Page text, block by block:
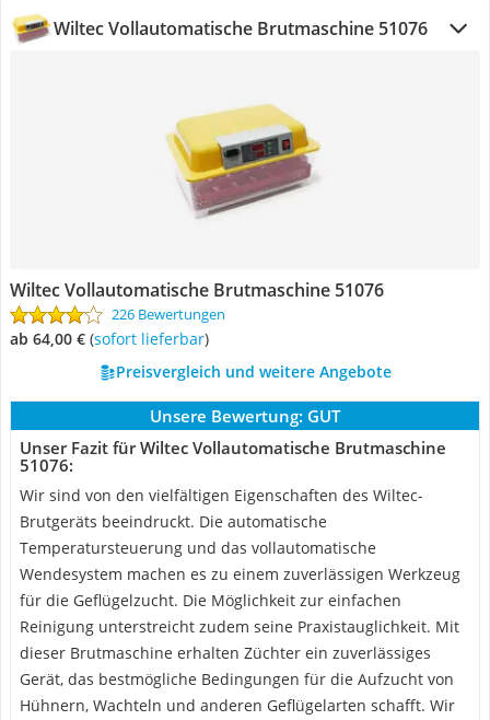
Wiltec Vollautomatische Brutmaschine 51076
Wiltec Vollautomatische Brutmaschine 51076
226 Bewertungen
ab 64,00 € ( Sofort lieferbar)
Preisvergleich und weitere Angebote
Unsere Bewertung: GUT
Unser Fazit für Wiltec Vollautomatische Brutmaschine
51076:
Wir sind von den vielfältigen Eigenschaften des Wiltec-
Brutgeräts beeindruckt. Die automatische
Temperatursteuerung und das vollautomatische
Wendesystem machen es zu einem zuverlässigen Werkzeug
für die Geflügelzucht. Die Möglichkeit zur einfachen
Reinigung unterstreicht zudem seine Praxistauglichkeit. Mit
dieser Brutmaschine erhalten Züchter ein zuverlässiges
Gerät, das bestmögliche Bedingungen für die Aufzucht von
Hühnern, Wachteln und anderen Geflügelarten schafft. Wir